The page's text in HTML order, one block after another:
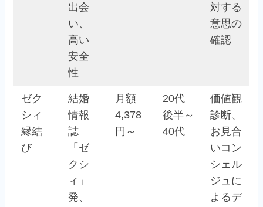
出会
い、
高い
安全
性
対する
意思の
確認
ゼク
シィ
縁結
び
結婚
情報
誌
「ゼ
クシ
ィ」
発、
月額
4,378
円～
20代
後半～
40代
価値観
診断、
お見合
いコン
シェル
ジュに
よるデ